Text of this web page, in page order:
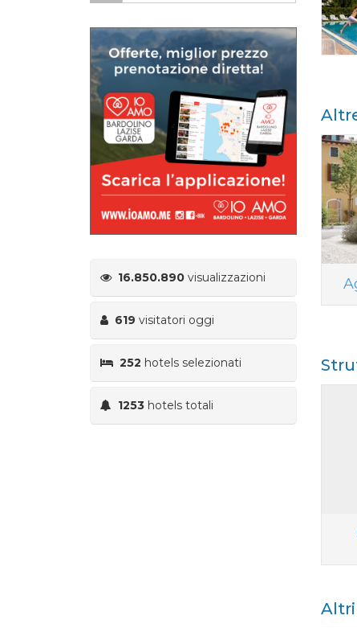
16.850.890 visualizzazioni
619 visitatori oggi
252 hotels selezionati
1253 hotels totali
Altri